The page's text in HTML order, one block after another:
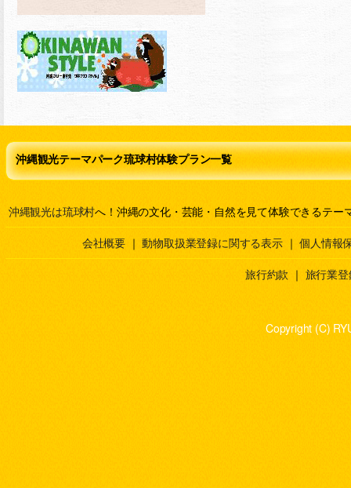
沖縄観光テーマパーク琉球村体験プラン一覧
沖縄観光は琉球村へ！沖縄の文化・芸能・自然を見て体験できるテー
会社概要 ｜ 動物取扱業登録に関する表示 ｜ 個人情報
旅行約款 ｜ 旅行業
Copyright (C)